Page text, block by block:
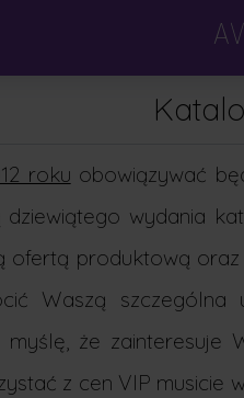
roku obowiązywać
wydania
ofertą produktową
Waszą
myślę, że
z cen VIP musicie